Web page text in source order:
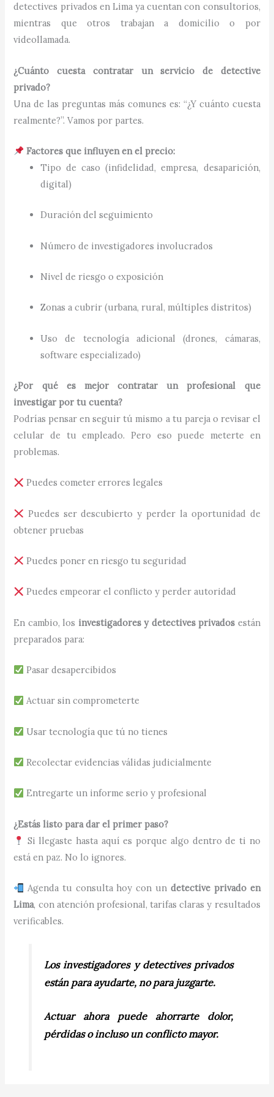
detectives privados en Lima ya cuentan con consultorios,
mientras que otros trabajan a domicilio o por
videollamada.
¿Cuánto cuesta contratar un servicio de detective
privado?
Una de las preguntas más comunes es: “¿Y cuánto cuesta
realmente?”. Vamos por partes.
Factores que influyen en el precio:
Tipo de caso (infidelidad, empresa, desaparición,
digital)
Duración del seguimiento
Número de investigadores involucrados
Nivel de riesgo o exposición
Zonas a cubrir (urbana, rural, múltiples distritos)
Uso de tecnología adicional (drones, cámaras,
software especializado)
¿Por qué es mejor contratar un profesional que
investigar por tu cuenta?
Podrías pensar en seguir tú mismo a tu pareja o revisar el
celular de tu empleado. Pero eso puede meterte en
problemas.
Puedes cometer errores legales
Puedes ser descubierto y perder la oportunidad de
obtener pruebas
Puedes poner en riesgo tu seguridad
Puedes empeorar el conflicto y perder autoridad
En cambio, los investigadores y detectives privados están
preparados para:
Pasar desapercibidos
Actuar sin comprometerte
Usar tecnología que tú no tienes
Recolectar evidencias válidas judicialmente
Entregarte un informe serio y profesional
¿Estás listo para dar el primer paso?
Si llegaste hasta aquí es porque algo dentro de ti no
está en paz. No lo ignores.
Agenda tu consulta hoy con un detective privado en
Lima, con atención profesional, tarifas claras y resultados
verificables.
Los investigadores y detectives privados
están para ayudarte, no para juzgarte.
Actuar ahora puede ahorrarte dolor,
pérdidas o incluso un conflicto mayor.